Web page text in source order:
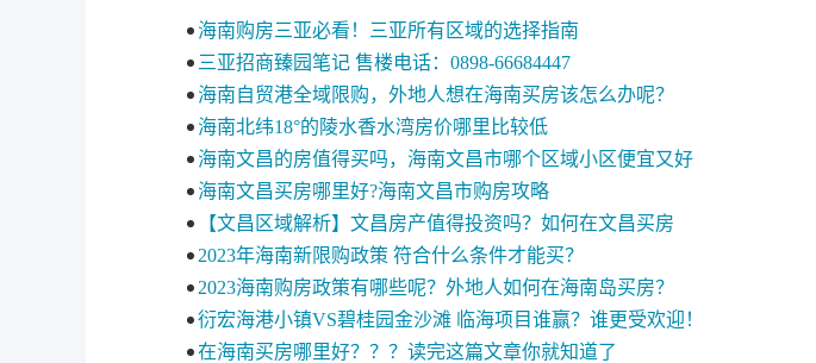
海南购房三亚必看！三亚所有区域的选择指南
三亚招商臻园笔记 售楼电话：0898-66684447
海南自贸港全域限购，外地人想在海南买房该怎么办呢？
海南北纬18°的陵水香水湾房价哪里比较低
海南文昌的房值得买吗，海南文昌市哪个区域小区便宜又好
海南文昌买房哪里好?海南文昌市购房攻略
【文昌区域解析】文昌房产值得投资吗？如何在文昌买房
2023年海南新限购政策 符合什么条件才能买？
2023海南购房政策有哪些呢？外地人如何在海南岛买房？
衍宏海港小镇VS碧桂园金沙滩 临海项目谁赢？谁更受欢迎！
在海南买房哪里好？？？读完这篇文章你就知道了